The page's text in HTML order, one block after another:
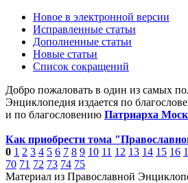
Новое в электронной версии
Исправленные статьи
Дополненные статьи
Новые статьи
Список сокращений
Добро пожаловать в один из самых
Энциклопедия издается по
и по благословению Патриарха
Как приобрести тома
0 1 2 3 4 5 6 7 8 9 10 11 12 13 14 15 16
70 71 72 73 74 75
Материал из Православной